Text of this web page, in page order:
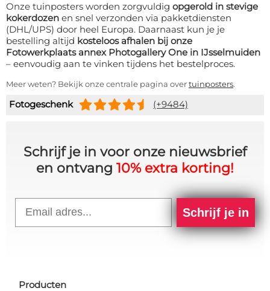
Onze tuinposters worden zorgvuldig opgerold in stevige
kokerdozen en snel verzonden via pakketdiensten
(DHL/UPS) door heel Europa. Daarnaast kun je je
bestelling altijd kosteloos afhalen bij onze
Fotowerkplaats annex Photogallery One in IJsselmuiden
– eenvoudig aan te vinken tijdens het bestelproces.
Meer weten? Bekijk onze centrale pagina overtuinposters.
Fotogeschenk (+9484)
Schrijf je in voor onze nieuwsbrief
en ontvang 10% extra korting!
Schrijf je in
Producten